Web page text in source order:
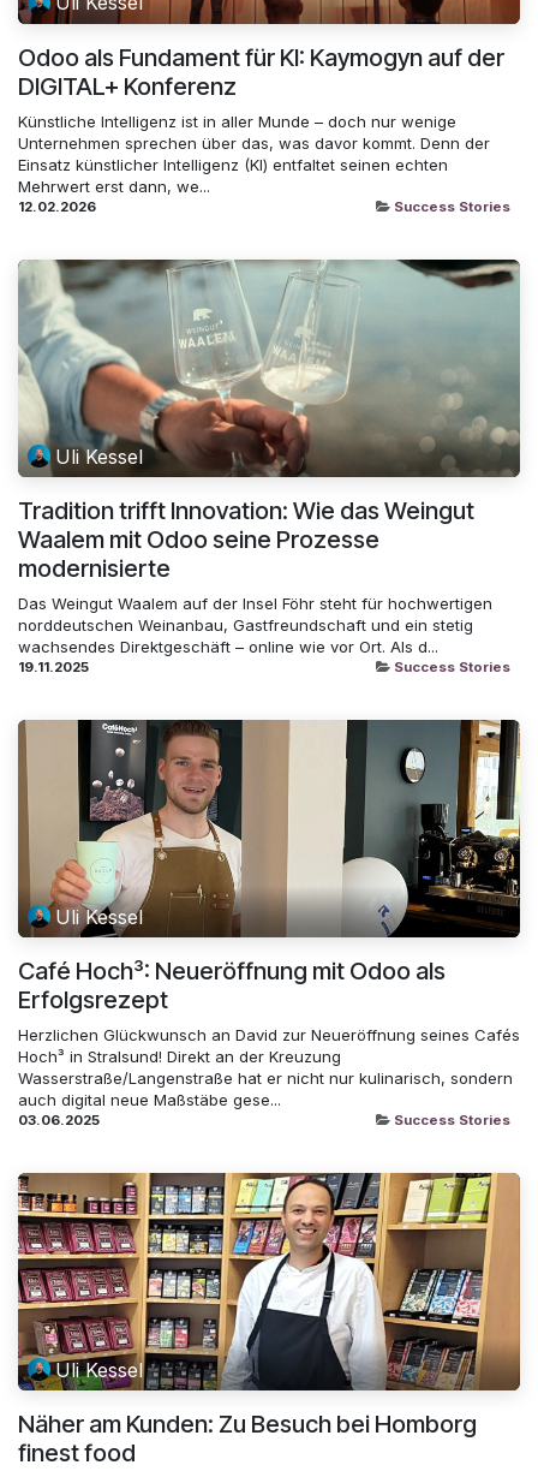
Odoo als Fundament für KI: Kaymogyn auf der
DIGITAL+ Konferenz
Künstliche Intelligenz ist in aller Munde – doch nur wenige
Unternehmen sprechen über das, was davor kommt. Denn der
Einsatz künstlicher Intelligenz (KI) entfaltet seinen echten
Mehrwert erst dann, we...
12.02.2026 Success Stories
Uli Kessel
Tradition trifft Innovation: Wie das Weingut
Waalem mit Odoo seine Prozesse
modernisierte
Das Weingut Waalem auf der Insel Föhr steht für hochwertigen
norddeutschen Weinanbau, Gastfreundschaft und ein stetig
wachsendes Direktgeschäft – online wie vor Ort. Als d...
19.11.2025 Success Stories
Uli Kessel
Café Hoch³: Neueröffnung mit Odoo als
Erfolgsrezept
Herzlichen Glückwunsch an David zur Neueröffnung seines Cafés
Hoch³ in Stralsund! Direkt an der Kreuzung
Wasserstraße/Langenstraße hat er nicht nur kulinarisch, sondern
auch digital neue Maßstäbe gese...
03.06.2025 Success Stories
Uli Kessel
Näher am Kunden: Zu Besuch bei Homborg
finest food